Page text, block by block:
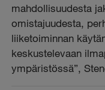
mahdollisuudesta
omistajuudesta,
liiketoiminnan
keskustelevaan
ympäristössä”,